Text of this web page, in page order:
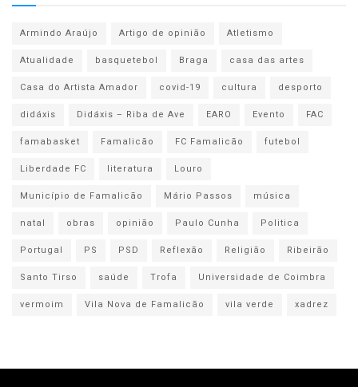
Armindo Araújo Artigo de opinião
Atletismo
Atualidade
basquetebol Braga
casa das artes
Casa do Artista Amador
covid-19 cultura
desporto
didáxis
Didáxis – Riba de Ave EARO Evento
FAC
famabasket
Famalicão FC Famalicão
futebol
Liberdade FC
literatura
Louro
Município de Famalicão
Mário Passos
música
natal
obras opinião Paulo Cunha
Politica
Portugal
PS PSD Reflexão Religião
Ribeirão
Santo Tirso
saúde Trofa
Universidade de Coimbra
vermoim
Vila Nova de Famalicão vila verde xadrez